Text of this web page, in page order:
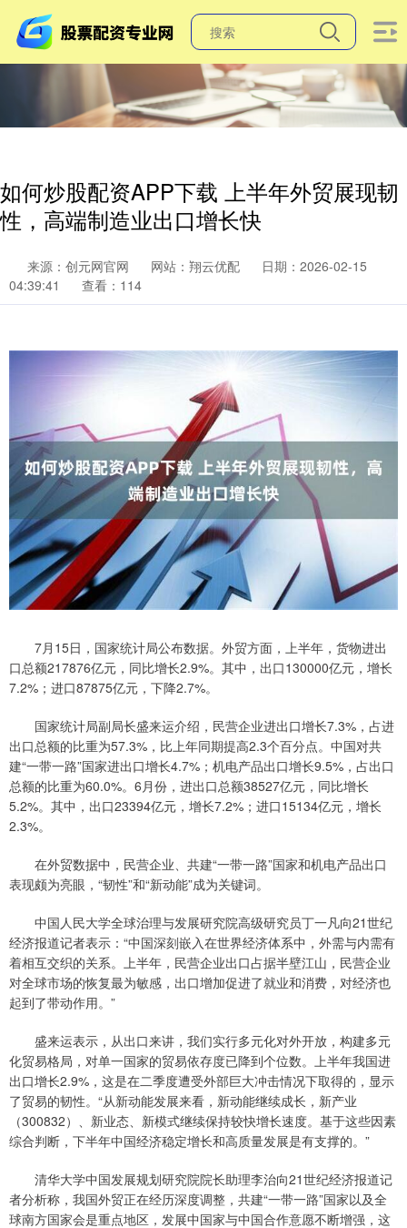
如何炒股配资APP下载 上半年外贸展现韧
性，高端制造业出口增长快
来源：创元网官网 网站：翔云优配
日期：2026-02-15
04:39:41
查看：114
7月15日，国家统计局公布数据。外贸方面，上半年，货物进出
口总额217876亿元，同比增长2.9%。其中，出口130000亿元，增长
7.2%；进口87875亿元，下降2.7%。
国家统计局副局长盛来运介绍，民营企业进出口增长7.3%，占进
出口总额的比重为57.3%，比上年同期提高2.3个百分点。中国对共
建“一带一路”国家进出口增长4.7%；机电产品出口增长9.5%，占出口
总额的比重为60.0%。6月份，进出口总额38527亿元，同比增长
5.2%。其中，出口23394亿元，增长7.2%；进口15134亿元，增长
2.3%。
在外贸数据中，民营企业、共建“一带一路”国家和机电产品出口
表现颇为亮眼，“韧性”和“新动能”成为关键词。
中国人民大学全球治理与发展研究院高级研究员丁一凡向21世纪
经济报道记者表示：“中国深刻嵌入在世界经济体系中，外需与内需有
着相互交织的关系。上半年，民营企业出口占据半壁江山，民营企业
对全球市场的恢复最为敏感，出口增加促进了就业和消费，对经济也
起到了带动作用。”
盛来运表示，从出口来讲，我们实行多元化对外开放，构建多元
化贸易格局，对单一国家的贸易依存度已降到个位数。上半年我国进
出口增长2.9%，这是在二季度遭受外部巨大冲击情况下取得的，显示
了贸易的韧性。“从新动能发展来看，新动能继续成长，新产业
（300832）、新业态、新模式继续保持较快增长速度。基于这些因素
综合判断，下半年中国经济稳定增长和高质量发展是有支撑的。”
清华大学中国发展规划研究院院长助理李治向21世纪经济报道记
者分析称，我国外贸正在经历深度调整，共建“一带一路”国家以及全
球南方国家会是重点地区，发展中国家与中国合作意愿不断增强，这